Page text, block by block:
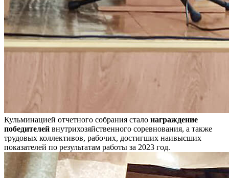
Кульминацией отчетного собрания стало награждение
победителей внутрихозяйственного соревнования, а также
трудовых коллективов, рабочих, достигших наивысших
показателей по результатам работы за 2023 год.